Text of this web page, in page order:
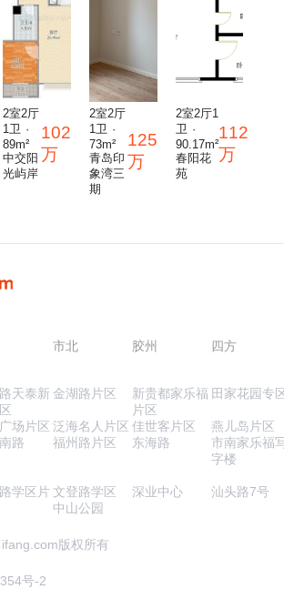
2室2厅
1卫 ·
89m²
中交阳
光屿岸
102
万
2室2厅
1卫 ·
73m²
青岛印
象湾三
期
125
万
2室2厅1
卫 ·
90.17m²
春阳花
苑
112
万
市北 胶州
四方
天泰新 金湖路片区
新贵都家乐福
片区
田家花园专
场片区 泛海名人片区 佳世客片区
燕儿岛片区
路 福州路片区 东海路
市南家乐福
字楼
学区片 文登路学区 深业中心
汕头路7号
中山公园
版权所有
号-2